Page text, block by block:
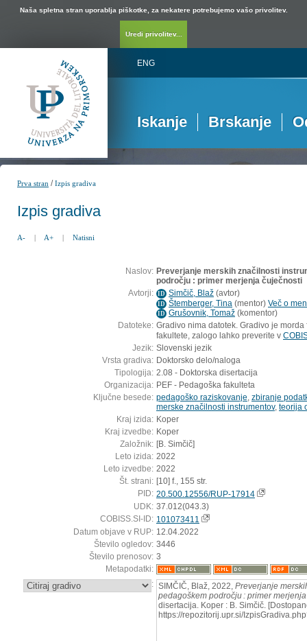
Naša spletna stran uporablja piškotke, za nekatere potrebujemo vašo privolitev.
Uredi privolitev...
ENG
Iskanje Brskanje
Prva stran /Izpis gradiva
Izpis gradiva
A- | A+ | Natisni
Naslov: Preverjanje merskih značilnosti
področju : primer merjenja čuječnosti
Avtorji: ID Simčič, Blaž (avtor)
ID Štemberger, Tina (mentor) Več o
ID Grušovnik, Tomaž (komentor)
Datoteke: Gradivo nima datotek. Gradivo je
fakultete, zalogo lahko preverite v
Jezik: Slovenski jezik
Vrsta gradiva: Doktorsko delo/naloga
Tipologija: 2.08 - Doktorska disertacija
Organizacija: PEF - Pedagoška fakulteta
Ključne besede: pedagoško raziskovanje zbiranje
merske značilnosti instrumentov, teorija
Kraj izida: Koper
Kraj izvedbe: Koper
Založnik: [B. Simčič]
Leto izida: 2022
Leto izvedbe: 2022
Št. strani: [10] f., 155 str.
PID: 20.500.12556/RUP-17914
UDK: 37.012(043.3)
COBISS.SI-ID: 101073411
Datum objave v RUP: 12.04.2022
Število ogledov: 3446
Število prenosov: 3
Metapodatki:
: SIMČIČ, Blaž, 2022, Preverjanje
pedagoškem področju : primer
disertacija. Koper : B. Simčič.
https://repozitorij.upr.si/